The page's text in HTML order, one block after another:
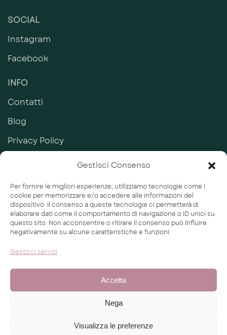
Gestisci Consenso
Per fornire le migliori esperienze, utilizziamo tecnologie come i
cookie per memorizzare e/o accedere alle informazioni del
dispositivo. Il consenso a queste tecnologie ci permetterà di
elaborare dati come il comportamento di navigazione o ID unici su
questo sito. Non acconsentire o ritirare il consenso può influire
negativamente su alcune caratteristiche e funzioni.
Gestisci servizi
Accetta
Nega
Visualizza le preferenze
SOCIAL
Instagram
Facebook
INFO
Contatti
Blog
Privacy Policy
SHOP
Beauty Caress
The BB's Way